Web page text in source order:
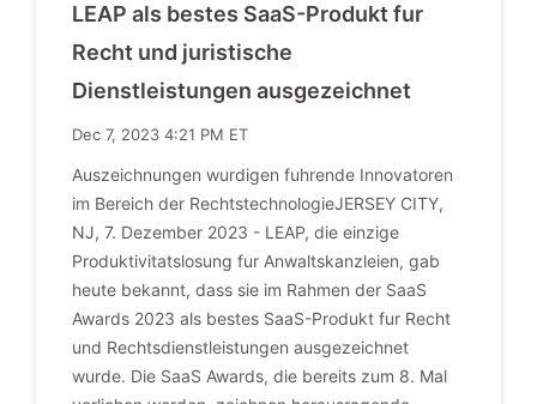
LEAP als bestes SaaS-Produkt fur
Recht und juristische
Dienstleistungen ausgezeichnet
Dec 7, 2023 4:21 PM ET
Auszeichnungen wurdigen fuhrende Innovatoren
im Bereich der RechtstechnologieJERSEY CITY,
NJ, 7. Dezember 2023 - LEAP, die einzige
Produktivitatslosung fur Anwaltskanzleien, gab
heute bekannt, dass sie im Rahmen der SaaS
Awards 2023 als bestes SaaS-Produkt fur Recht
und Rechtsdienstleistungen ausgezeichnet
wurde. Die SaaS Awards, die bereits zum 8. Mal